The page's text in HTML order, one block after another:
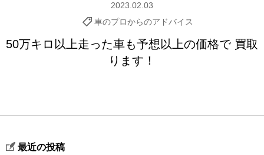
2023.02.03
車のプロからのアドバイス
50万キロ以上走った車も予想以上の価格で 買取
ります！
最近の投稿